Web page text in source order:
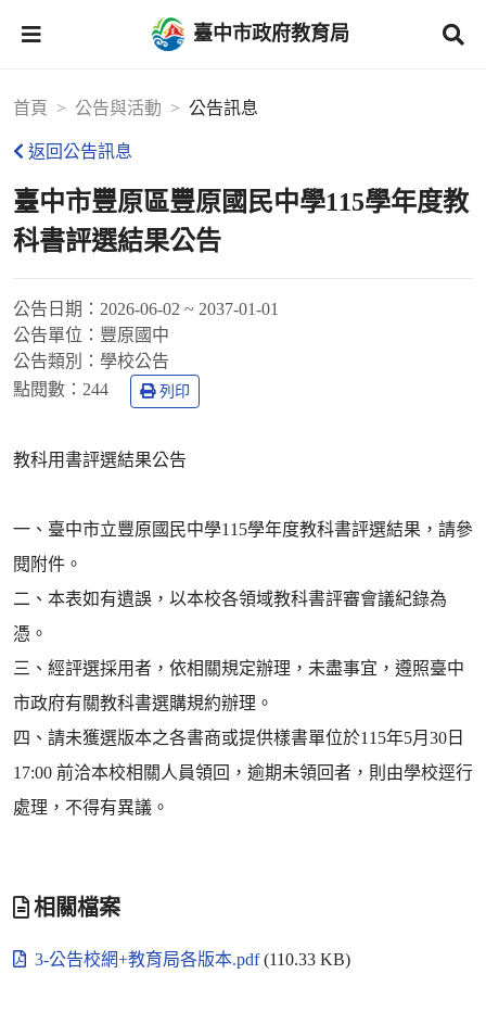
臺中市政府教育局
首頁 公告與活動 公告訊息
返回公告訊息
臺中市豐原區豐原國民中學115學年度教
科書評選結果公告
公告日期： 2026-06-02 ~ 2037-01-01
公告單位： 豐原國中
公告類別： 學校公告
點閱數： 244 列印
教科用書評選結果公告
一、臺中市立豐原國民中學115學年度教科書評選結果，請參
閱附件。
二、本表如有遺誤，以本校各領域教科書評審會議紀錄為
憑。
三、經評選採用者，依相關規定辦理，未盡事宜，遵照臺中
市政府有關教科書選購規約辦理。
四、請未獲選版本之各書商或提供樣書單位於115年5月30日
17:00 前洽本校相關人員領回，逾期未領回者，則由學校逕行
處理，不得有異議。
相關檔案
3-公告校網+教育局各版本.pdf(110.33 KB)